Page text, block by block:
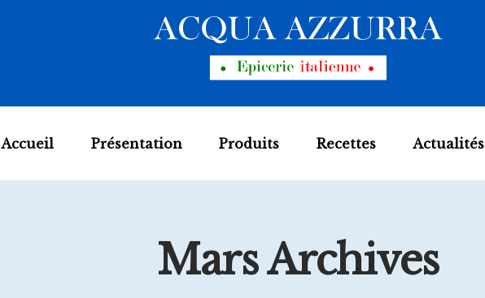
Accueil Présentation Produits Recettes Actualités
Mars Archives